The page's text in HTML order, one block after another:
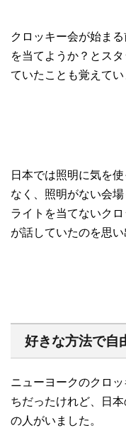
クロッキー会が始ま
を当てようか？とス
ていたことも覚えてい
日本では照明に気を
なく、照明がない会
ライトを当てないク
が話していたのを思い
好きな方法で自
ニューヨークのクロ
ちだったけれど、日
の人がいました。